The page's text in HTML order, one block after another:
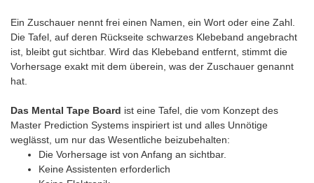
Ein Zuschauer nennt frei einen Namen, ein Wort oder eine Zahl.
Die Tafel, auf deren Rückseite schwarzes Klebeband angebracht
ist, bleibt gut sichtbar. Wird das Klebeband entfernt, stimmt die
Vorhersage exakt mit dem überein, was der Zuschauer genannt
hat.
Das Mental Tape Board ist eine Tafel, die vom Konzept des
Master Prediction Systems inspiriert ist und alles Unnötige
weglässt, um nur das Wesentliche beizubehalten:
Die Vorhersage ist von Anfang an sichtbar.
Keine Assistenten erforderlich